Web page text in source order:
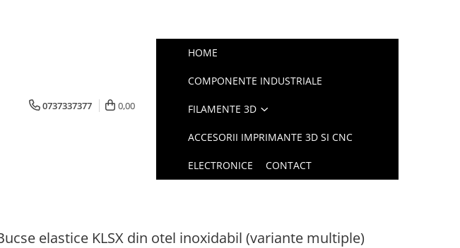
0737337377 0,00
HOME
COMPONENTE INDUSTRIALE
FILAMENTE 3D
ACCESORII IMPRIMANTE 3D SI CNC
ELECTRONICE CONTACT
elastice KLSX din otel inoxidabil (variante multiple)